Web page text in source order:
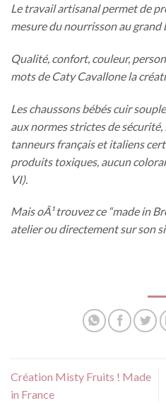
Le travail artisanal permet de
mesure du nourrisson au grand
Qualité, confort, couleur,
mots de Caty Cavallone la
Les chaussons bébés cuir
aux normes strictes de
tanneurs français et italiens
produits toxiques, aucun
VI).
Mais oÃ¹ trouvez ce “made in
atelier ou directement sur son
Création Misty Fruits ! Made
in France